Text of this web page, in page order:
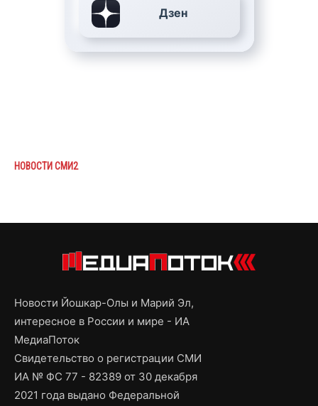
Дзен
НОВОСТИ СМИ2
Новости Йошкар-Олы и Марий Эл,
интересное в России и мире - ИА
МедиаПоток
Свидетельство о регистрации СМИ
ИА № ФС 77 - 82389 от 30 декабря
2021 года выдано Федеральной